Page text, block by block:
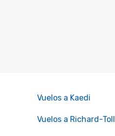
Vuelos a Kaedi
Vuelos a Richard-Toll